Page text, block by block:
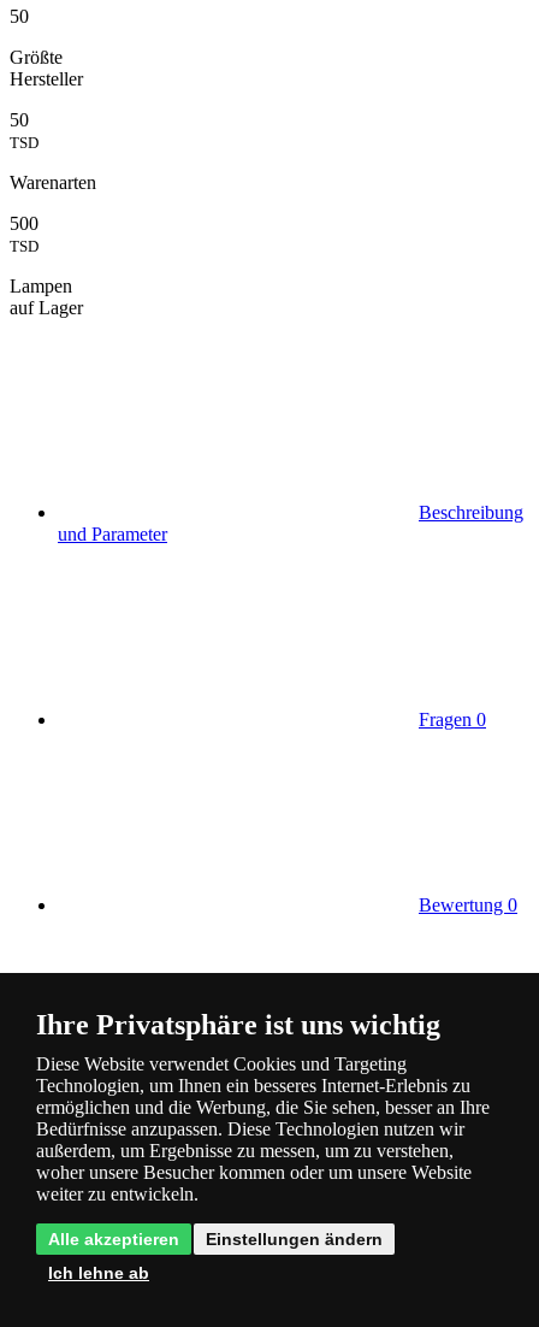
50
Größte
Hersteller
50
TSD
Warenarten
500
TSD
Lampen
auf Lager
Beschreibung
und Parameter
Fragen 0
Bewertung 0
Kategorie
Produktbeschreibung
Energiesparende Technologie LED- spart Strom und Ihr Geld
Ihre Privatsphäre ist uns wichtig
Diese Website verwendet Cookies und Targeting
Technologien, um Ihnen ein besseres Internet-Erlebnis zu
ermöglichen und die Werbung, die Sie sehen, besser an Ihre
Bedürfnisse anzupassen. Diese Technologien nutzen wir
außerdem, um Ergebnisse zu messen, um zu verstehen,
woher unsere Besucher kommen oder um unsere Website
weiter zu entwickeln.
Alle akzeptieren
Einstellungen ändern
Ich lehne ab